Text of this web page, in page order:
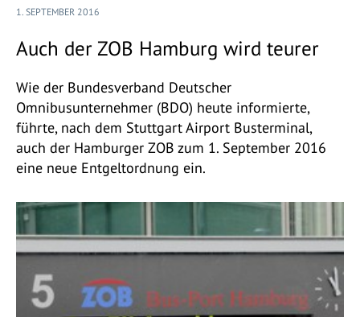
1. SEPTEMBER 2016
Auch der ZOB Hamburg wird teurer
Wie der Bundesverband Deutscher
Omnibusunternehmer (BDO) heute informierte,
führte, nach dem Stuttgart Airport Busterminal,
auch der Hamburger ZOB zum 1. September 2016
eine neue Entgeltordnung ein.